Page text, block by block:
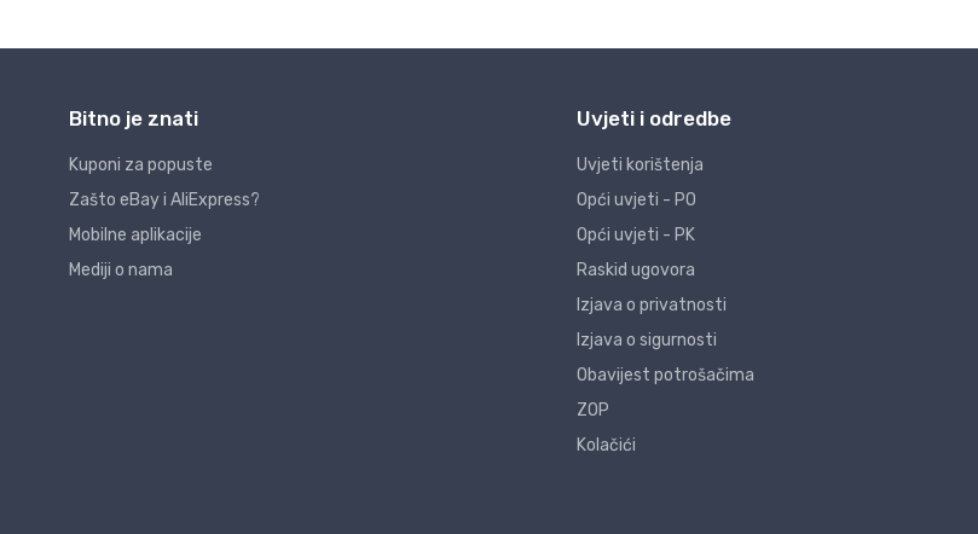
Bitno je znati
Kuponi za popuste
Zašto eBay i AliExpress?
Mobilne aplikacije
Mediji o nama
Uvjeti i odredbe
Uvjeti korištenja
Opći uvjeti - PO
Opći uvjeti - PK
Raskid ugovora
Izjava o privatnosti
Izjava o sigurnosti
Obavijest potrošačima
ZOP
Kolačići